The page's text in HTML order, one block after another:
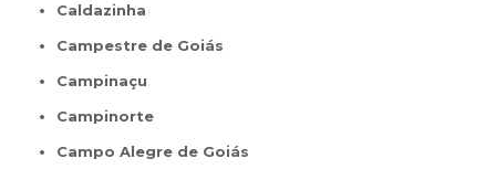
Caldazinha
Campestre de Goiás
Campinaçu
Campinorte
Campo Alegre de Goiás